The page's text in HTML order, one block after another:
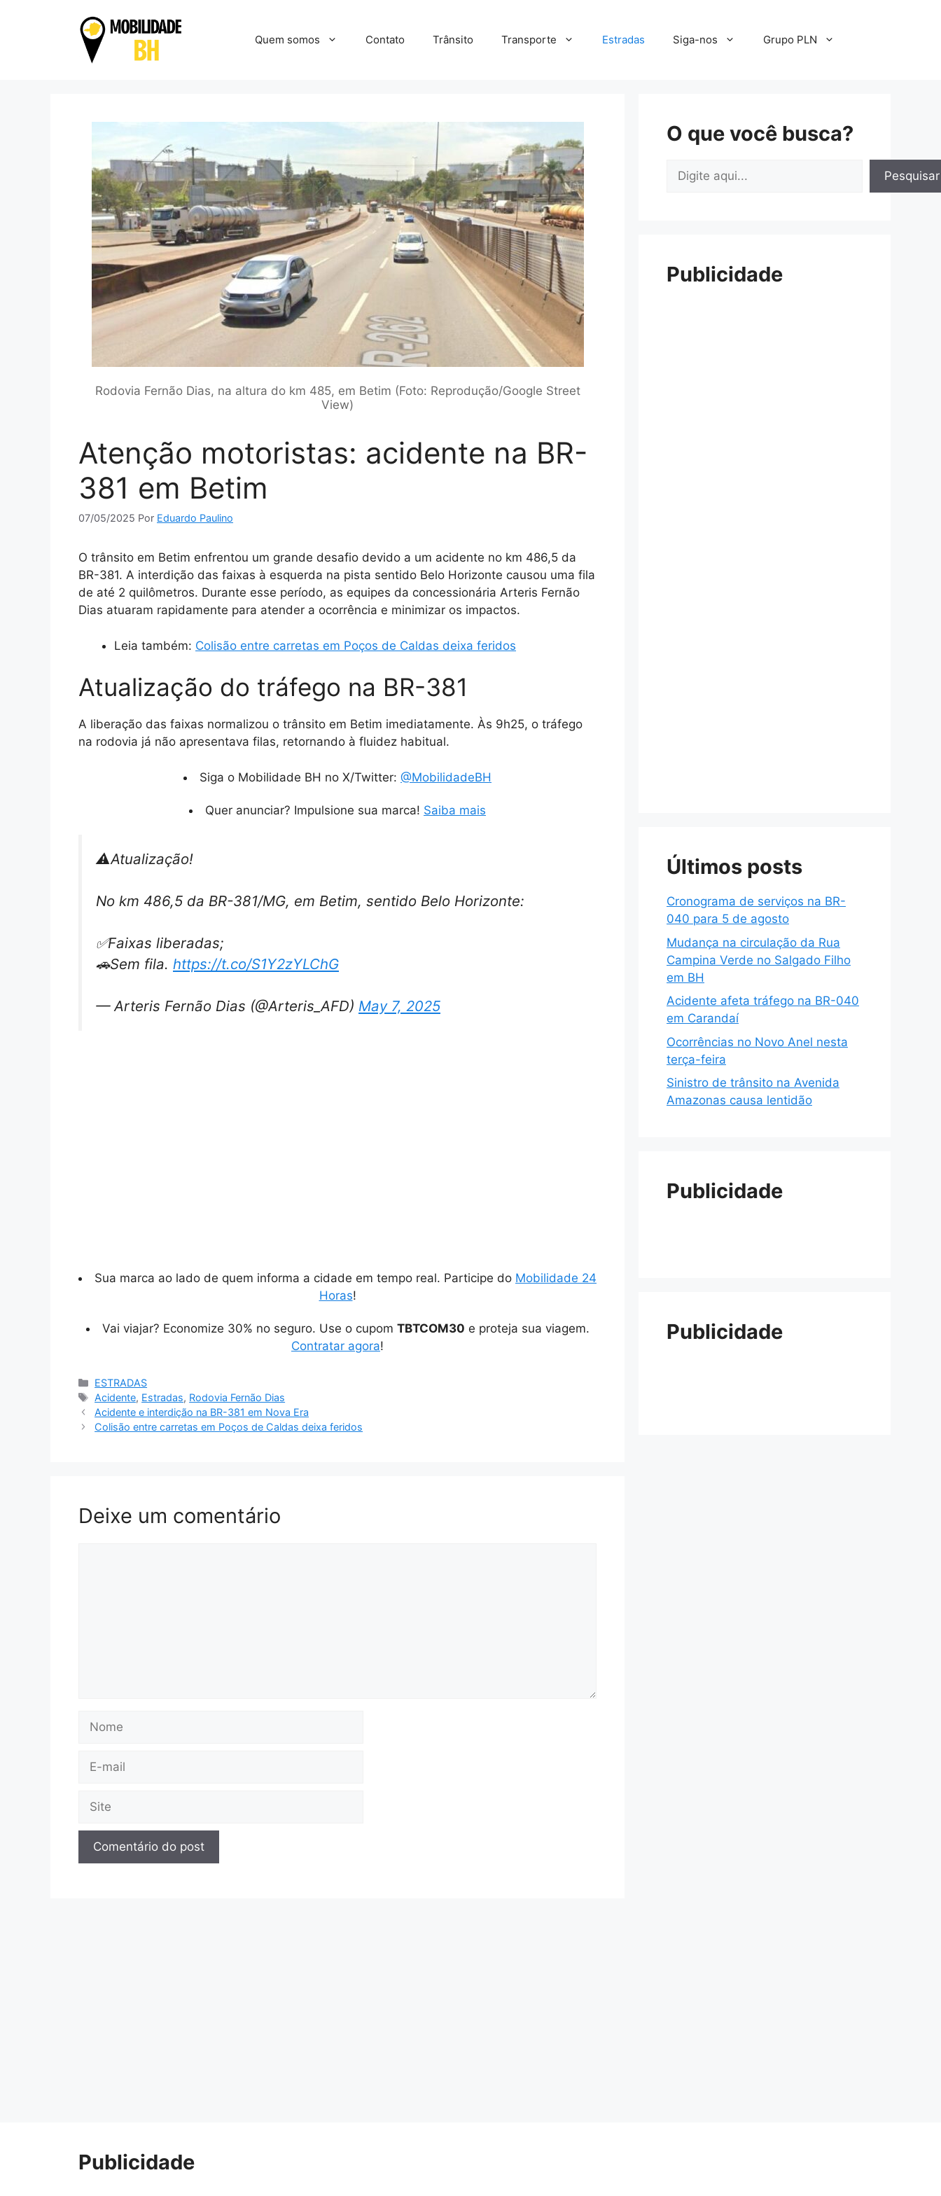
Quem somos Contato Trânsito Transporte Estradas Siga-nos Grupo PLN
Rodovia Fernão Dias, na altura do km 485, em Betim (Foto: Reprodução/Google Street
View)
Atenção motoristas: acidente na BR-
381 em Betim
07/05/2025 Por Eduardo Paulino
O trânsito em Betim enfrentou um grande desafio devido a um acidente no km 486,5 da
BR-381. A interdição das faixas à esquerda na pista sentido Belo Horizonte causou uma fila
de até 2 quilômetros. Durante esse período, as equipes da concessionária Arteris Fernão
Dias atuaram rapidamente para atender a ocorrência e minimizar os impactos.
Leia também: Colisão entre carretas em Poços de Caldas deixa feridos
Atualização do tráfego na BR-381
A liberação das faixas normalizou o trânsito em Betim imediatamente. Às 9h25, o tráfego
na rodovia já não apresentava filas, retornando à fluidez habitual.
Siga o Mobilidade BH no X/Twitter: @MobilidadeBH
Quer anunciar? Impulsione sua marca! Saiba mais
⚠️Atualização!
No km 486,5 da BR-381/MG, em Betim, sentido Belo Horizonte:
✅Faixas liberadas;
🚗Sem fila. https://t.co/S1Y2zYLChG
— Arteris Fernão Dias (@Arteris_AFD) May 7, 2025
Sua marca ao lado de quem informa a cidade em tempo real. Participe do Mobilidade 24
Horas!
Vai viajar? Economize 30% no seguro. Use o cupom TBTCOM30 e proteja sua viagem.
Contratar agora!
Categorias
ESTRADAS
Tags
Acidente, Estradas, Rodovia Fernão Dias
Acidente e interdição na BR-381 em Nova Era
Colisão entre carretas em Poços de Caldas deixa feridos
Deixe um comentário
mail
O que você busca?
Pesquisar
Pesquisar
Publicidade
Últimos posts
Cronograma de serviços na BR-
040 para 5 de agosto
Mudança na circulação da Rua
Campina Verde no Salgado Filho
em BH
Acidente afeta tráfego na BR-040
em Carandaí
Ocorrências no Novo Anel nesta
terça-feira
Sinistro de trânsito na Avenida
Amazonas causa lentidão
Publicidade
Publicidade
Publicidade